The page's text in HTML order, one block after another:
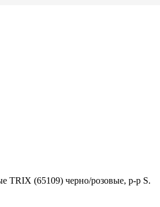
TRIX (65109) черно/розовые, р-р S.